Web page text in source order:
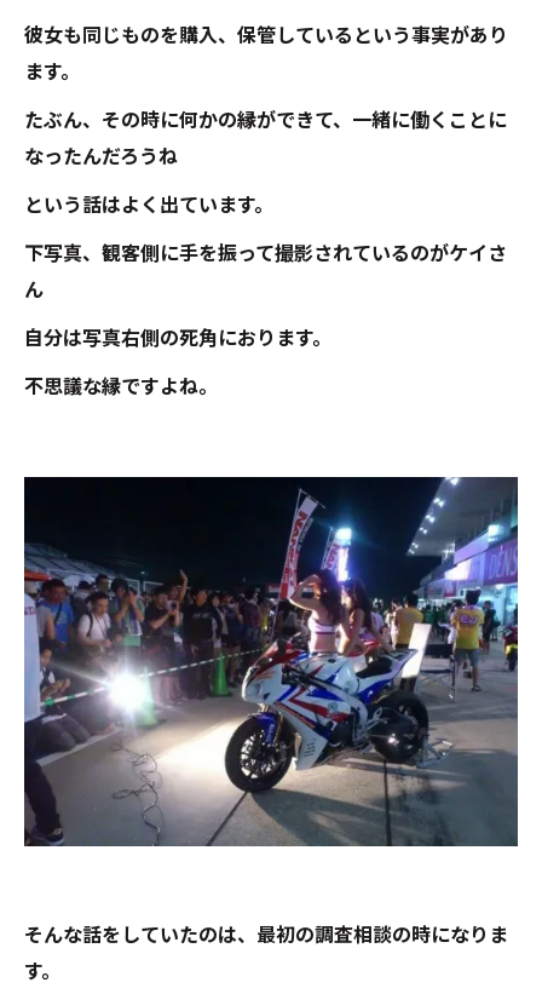
彼女も同じものを購入、保管しているという事実があり
ます。
たぶん、その時に何かの縁ができて、一緒に働くことに
なったんだろうね
という話はよく出ています。
下写真、観客側に手を振って撮影されているのがケイさ
ん
自分は写真右側の死角におります。
不思議な縁ですよね。
そんな話をしていたのは、最初の調査相談の時になりま
す。